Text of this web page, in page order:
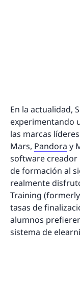
En la actualidad,
experimentando
las marcas
Mars, Pandora y
software creador
de formación al
realmente
Training
tasas de
alumnos
sistema de